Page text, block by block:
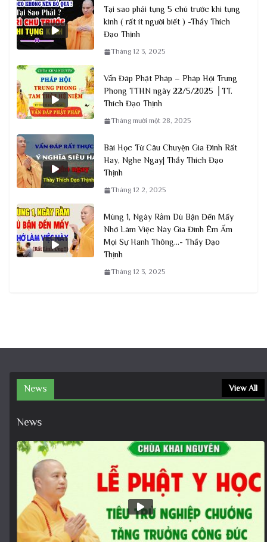
Tại sao phải tụng 5 chú trước khi tụng
kinh ( rất ít người biết ) -Thầy Thích
Đạo Thịnh
Tháng 12 3, 2025
Vấn Đáp Phật Pháp – Pháp Hội Trung
Phong TTHN ngày 22/5/2025 │TT.
Thích Đạo Thịnh
Tháng mười một 28, 2025
Bài Học Từ Câu Chuyện Gia Đình Rất
Hay, Nghe Ngay| Thầy Thích Đạo
Thịnh
Tháng 12 2, 2025
Mùng 1, Ngày Rằm Dù Bận Đến Mấy
Nhớ Làm Việc Này Gia Đình Êm Ấm
Mọi Sự Hanh Thông…- Thầy Đạo
Thịnh
Tháng 12 3, 2025
News View All
News